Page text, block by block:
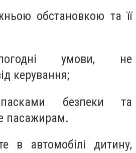
обстановкою та її
умови, не
керування;
пасками безпеки та
пасажирам.
в автомобілі дитину,